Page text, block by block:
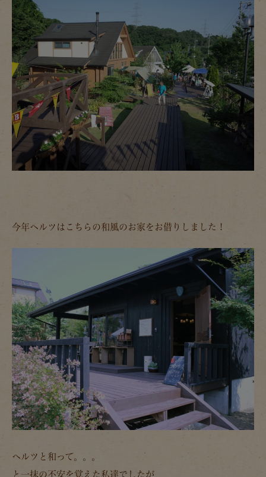
今年ヘルツはこちらの和風のお家をお借りしました！
ヘルツと和って。。。
と一抹の不安を覚えた私達でしたが